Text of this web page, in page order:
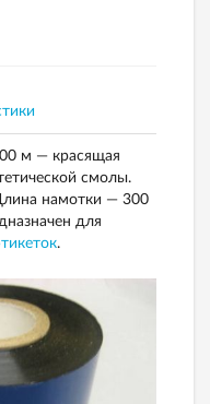
м — красящая
смолы.
намотки — 300
для
.